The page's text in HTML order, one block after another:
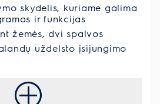
skydelis, kuriame galima
ir funkcijas
žemės, dvi spalvos
uždelsto įsijungimo